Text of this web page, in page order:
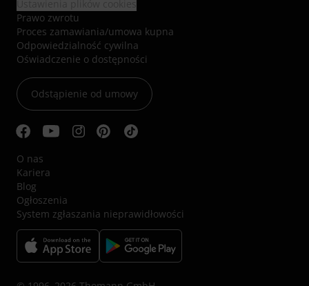
Prawo zwrotu
Proces zamawiania/umowa kupna
Odpowiedzialność cywilna
Oświadczenie o dostępności
Odstąpienie od umowy
O nas
Kariera
Blog
Ogłoszenia
System zgłaszania nieprawidłowości